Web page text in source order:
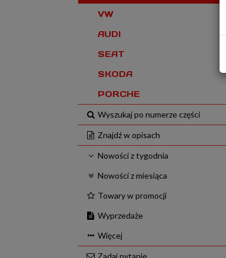
VW
AUDI
SEAT
SKODA
PORCHE
Wyszukaj po numerze części
Znajdź w opisach
Nowości z tygodnia
Nowości z miesiąca
Towary w promocji
Wyprzedaże
Więcej
Zadaj pytanie